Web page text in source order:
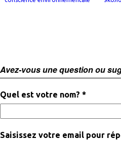
Avez-vous une question ou
Quel est votre nom? *
Saisissez votre email pour